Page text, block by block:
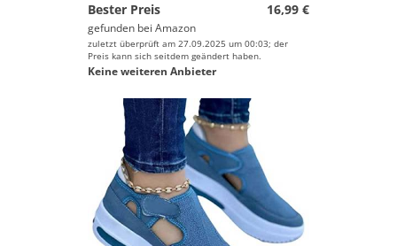
Bester Preis
16,99 €
gefunden bei Amazon
zuletzt überprüft am 27.09.2025 um 00:03; der
Preis kann sich seitdem geändert haben.
Keine weiteren Anbieter